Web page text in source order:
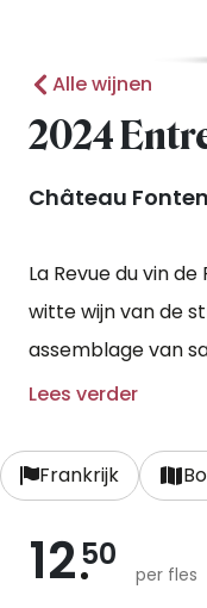
Alle wijnen
2024
Château
La Revue du vin
witte wijn van de
assemblage van
sémillon en
Opvoeding op de
structuur en
Lees verder
Frankrijk
1250
per fles